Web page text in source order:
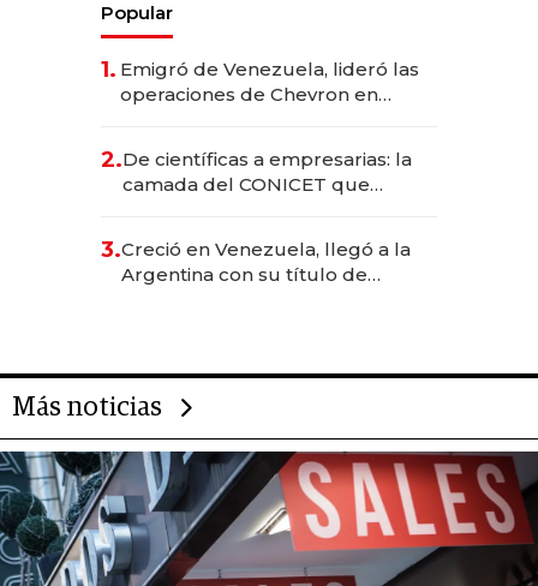
Popular
1. Emigró de Venezuela, lideró las
operaciones de Chevron en
2.De científicas a empresarias: la
camada del CONICET que
3.Creció en Venezuela, llegó a la
Argentina con su título de
Más noticias